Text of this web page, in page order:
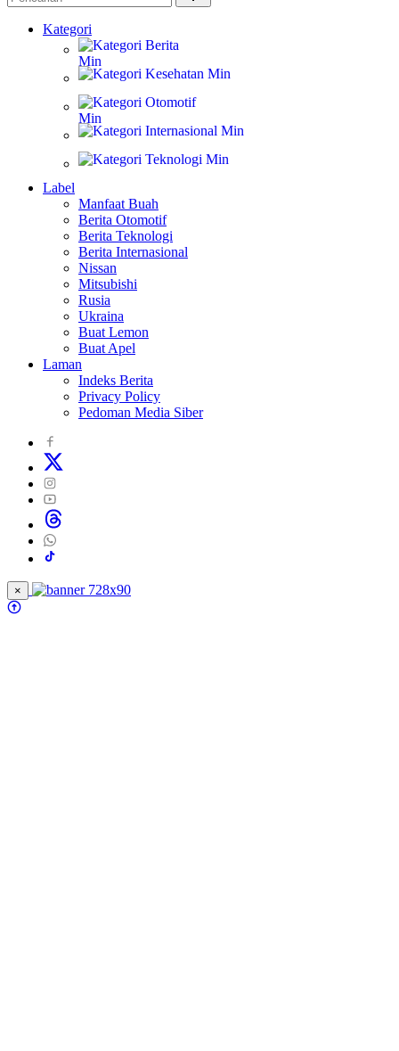
Kategori
Label
Manfaat Buah
Berita Otomotif
Berita Teknologi
Berita Internasional
Nissan
Mitsubishi
Rusia
Ukraina
Buat Lemon
Buat Apel
Laman
Indeks Berita
Privacy Policy
Pedoman Media Siber
×